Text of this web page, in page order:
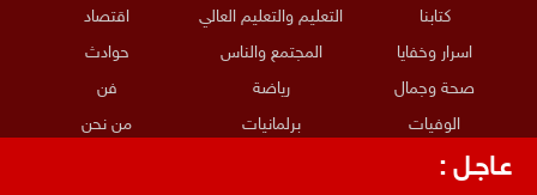
كتابنا
التعليم والتعليم العالي
اقتصاد
اسرار وخفايا
المجتمع والناس
حوادث
صحة وجمال
رياضة
فن
الوفيات
برلمانيات
من نحن
ارسل خبراًعـاجـل :